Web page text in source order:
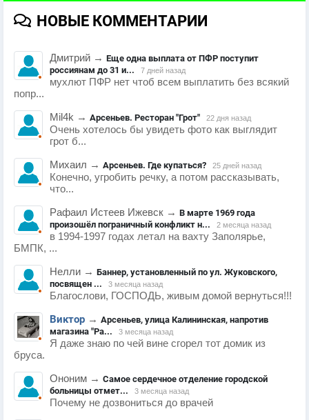
НОВЫЕ КОММЕНТАРИИ
Дмитрий → Еще одна выплата от ПФР поступит
россиянам до 31 и...
7 дней назад
мухлют ПФР нет чтоб всем выплатить без всякий
попр...
Mil4k → Арсеньев. Ресторан "Грот" 22 дня назад
Очень хотелось бы увидеть фото как выглядит
грот б...
Михаил → Арсеньев. Где купаться? 25 дней назад
Конечно, угробить речку, а потом рассказывать,
что...
Рафаил Истеев Ижевск → В марте 1969 года
произошёл пограничный конфликт н...
2 месяца назад
в 1994-1997 годах летал на вахту Заполярье,
БМПК, ...
Нелли → Баннер, установленный по ул. Жуковского,
посвящен ...
3 месяца назад
Благослови, ГОСПОДЬ, живым домой вернуться!!!
Виктор → Арсеньев, улица Калининская, напротив
магазина "Ра...
3 месяца назад
Я даже знаю по чей вине сгорел тот домик из
бруса.
Ононим → Самое сердечное отделение городской
больницы отмет...
3 месяца назад
Почему не дозвониться до врачей